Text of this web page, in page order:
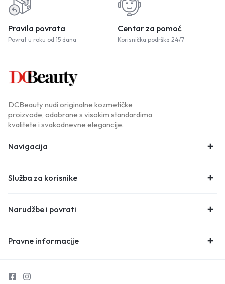
Pravila povrata
Povrat u roku od 15 dana
Centar za pomoć
Korisnička podrška 24/7
DCBeauty nudi originalne kozmetičke
proizvode, odabrane s visokim standardima
kvalitete i svakodnevne elegancije.
Navigacija
Služba za korisnike
Narudžbe i povrati
Pravne informacije